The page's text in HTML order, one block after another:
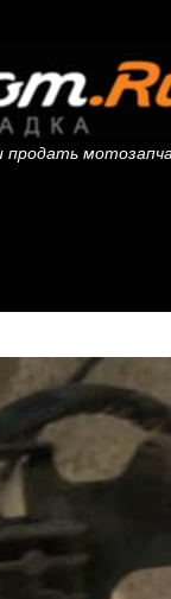
продать